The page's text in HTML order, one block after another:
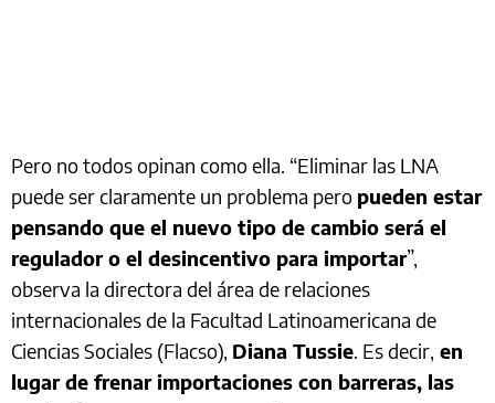
Pero no todos opinan como ella. “Eliminar las LNA
puede ser claramente un problema pero pueden estar
pensando que el nuevo tipo de cambio será el
regulador o el desincentivo para importar”,
observa la directora del área de relaciones
internacionales de la Facultad Latinoamericana de
Ciencias Sociales (Flacso), Diana Tussie. Es decir, en
lugar de frenar importaciones con barreras, las